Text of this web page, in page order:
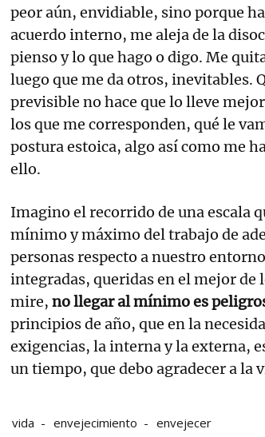
peor aún, envidiable, sino porque
acuerdo interno, me aleja de la
pienso y lo que hago o digo. Me
luego que me da otros, inevitables.
previsible no hace que lo lleve
los que me corresponden, qué le
postura estoica, algo así como me
ello.
Imagino el recorrido de una escala
mínimo y máximo del trabajo de
personas respecto a nuestro
integradas, queridas en el mejor de
mire, no llegar al mínimo es
principios de año, que en la
exigencias, la interna y la externa,
un tiempo, que debo agradecer a la
vida envejecimiento envejecer